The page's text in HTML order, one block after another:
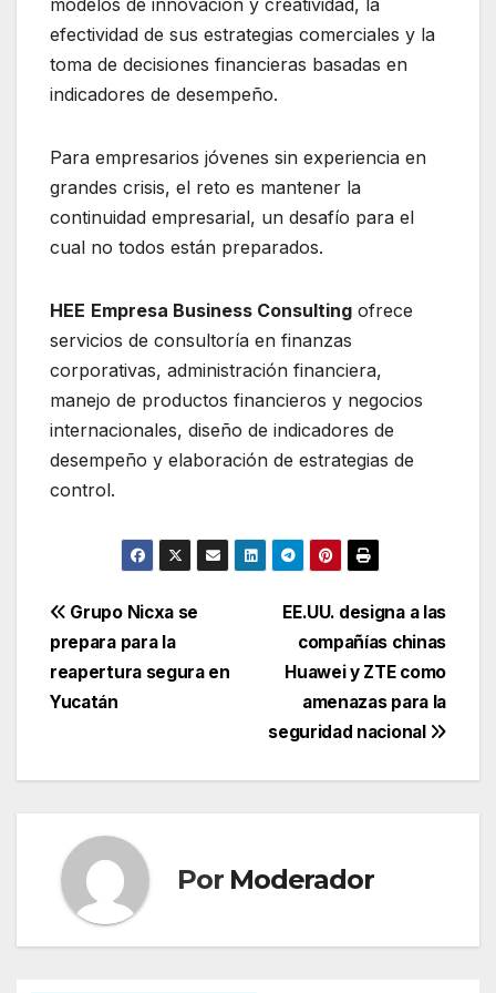
efectividad de sus estrategias comerciales y la
toma de decisiones financieras basadas en
indicadores de desempeño.
Para empresarios jóvenes sin experiencia en
grandes crisis, el reto es mantener la
continuidad empresarial, un desafío para el
cual no todos están preparados.
HEE Empresa Business Consulting ofrece
servicios de consultoría en finanzas
corporativas, administración financiera,
manejo de productos financieros y negocios
internacionales, diseño de indicadores de
desempeño y elaboración de estrategias de
control.
Navegación
de
entradas
EE.UU. designa a las
compañías chinas
Huawei y ZTE como
amenazas para la
seguridad nacional
Grupo Nicxa se
prepara para la
reapertura segura en
Yucatán
Por Moderador